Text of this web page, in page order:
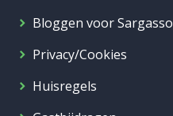
Bloggen voor Sargasso
Privacy/Cookies
Huisregels